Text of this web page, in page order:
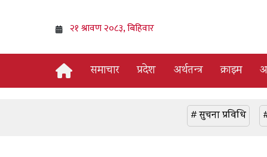
समाचार प्रदेश अर्थतन्त्र क्राइम
# सुचना प्रविधि